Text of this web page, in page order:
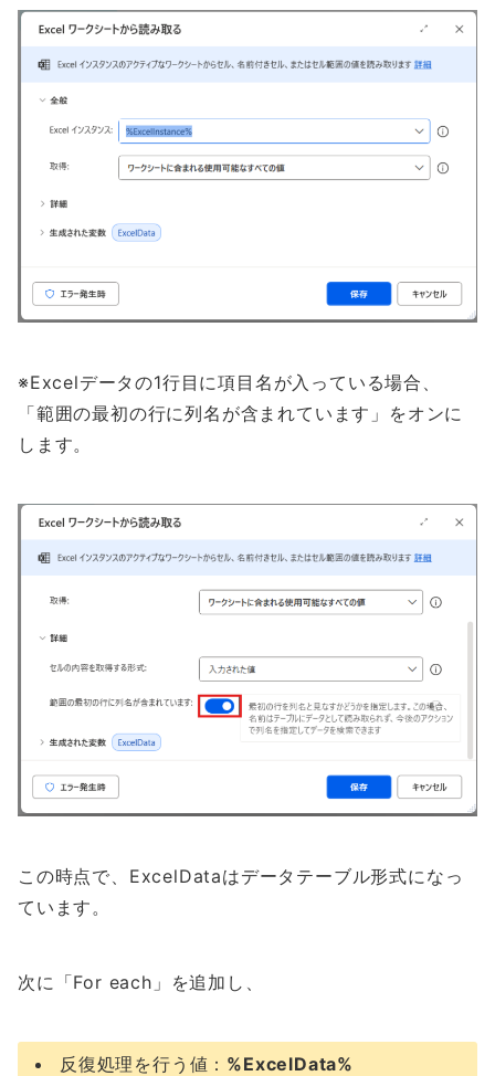
※Excelデータの1行目に項目名が入っている場合、
「範囲の最初の行に列名が含まれています」をオンに
します。
この時点で、ExcelDataはデータテーブル形式になっ
ています。
次に「For each」を追加し、
反復処理を行う値： %ExcelData%